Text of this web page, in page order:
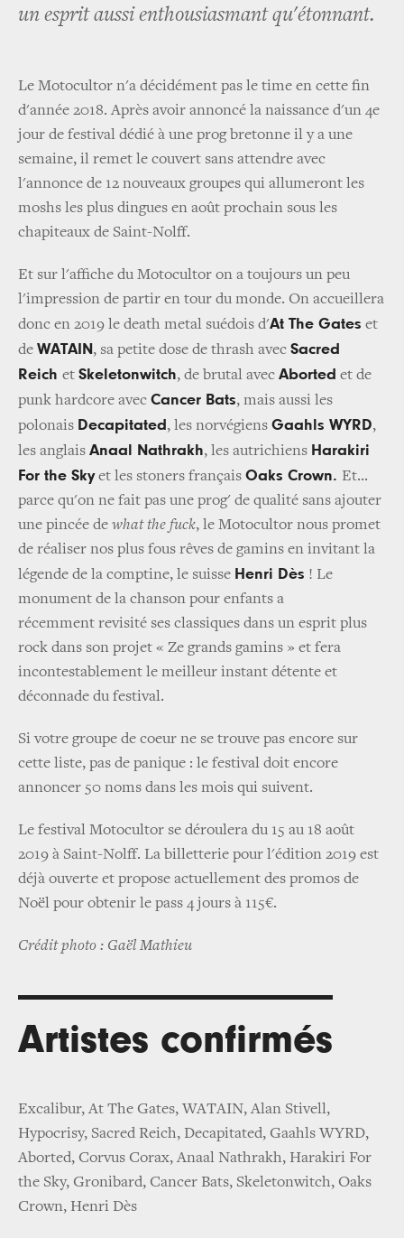
un esprit aussi enthousiasmant qu'étonnant.
Le Motocultor n'a décidément pas le time en cette fin
d'année 2018. Après avoir annoncé la naissance d'un 4e
jour de festival dédié à une prog bretonne il y a une
semaine, il remet le couvert sans attendre avec
l'annonce de 12 nouveaux groupes qui allumeront les
moshs les plus dingues en août prochain sous les
chapiteaux de Saint-Nolff.
Et sur l'affiche du Motocultor on a toujours un peu
l'impression de partir en tour du monde. On accueillera
donc en 2019 le death metal suédois d'At The Gates et
de WATAIN , sa petite dose de thrash avec Sacred
Reich et Skeletonwitch, de brutal avec Aborted et de
punk hardcore avec Cancer Bats, mais aussi les
polonais Decapitated , les norvégiens Gaahls WYRD,
les anglais Anaal Nathrakh, les autrichiens Harakiri
For the Skyet les stoners français Oaks Crown. Et...
parce qu'on ne fait pas une prog' de qualité sans ajouter
une pincée de what the fuck, le Motocultor nous promet
de réaliser nos plus fous rêves de gamins en invitant la
légende de la comptine, le suisse Henri Dès ! Le
monument de la chanson pour enfants a
récemment revisité ses classiques dans un esprit plus
rock dans son projet « Ze grands gamins » et fera
incontestablement le meilleur instant détente et
déconnade du festival.
Si votre groupe de coeur ne se trouve pas encore sur
cette liste, pas de panique : le festival doit encore
annoncer 50 noms dans les mois qui suivent.
Le festival Motocultor se déroulera du 15 au 18 août
2019 à Saint-Nolff. La billetterie pour l'édition 2019 est
déjà ouverte et propose actuellement des promos de
Noël pour obtenir le pass 4 jours à 115€.
Crédit photo : Gaël Mathieu
Artistes confirmés
Excalibur, At The Gates, WATAIN, Alan Stivell,
Hypocrisy, Sacred Reich, Decapitated, Gaahls WYRD,
Aborted, Corvus Corax, Anaal Nathrakh, Harakiri For
the Sky, Gronibard, Cancer Bats, Skeletonwitch, Oaks
Crown, Henri Dès